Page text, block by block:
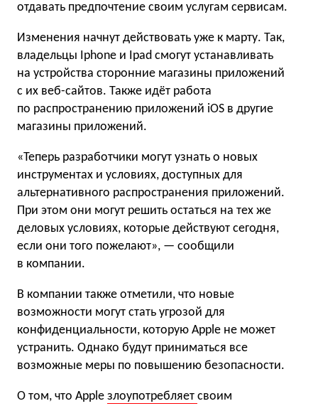
отдавать предпочтение своим услугам сервисам.
Изменения начнут действовать уже к марту. Так,
владельцы Iphone и Ipad смогут устанавливать
на устройства сторонние магазины приложений
с их веб-сайтов. Также идёт работа
по распространению приложений iOS в другие
магазины приложений.
«Теперь разработчики могут узнать о новых
инструментах и ​​условиях, доступных для
альтернативного распространения приложений.
При этом они могут решить остаться на тех же
деловых условиях, которые действуют сегодня,
если они того пожелают», — сообщили
в компании.
В компании также отметили, что новые
возможности могут стать угрозой для
конфиденциальности, которую Apple не может
устранить. Однако будут приниматься все
возможные меры по повышению безопасности.
О том, что Apple злоупотребляет своим